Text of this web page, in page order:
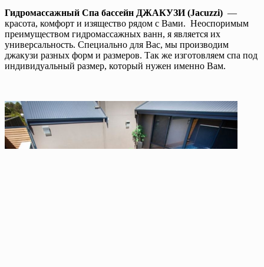
Гидромассажный Спа бассейн ДЖАКУЗИ (Jacuzzi) —
красота, комфорт и изящество рядом с Вами. Неоспоримым
преимуществом гидромассажных ванн, я является их
универсальность. Специально для Вас, мы производим
джакузи разных форм и размеров. Так же изготовляем спа под
индивидуальный размер, который нужен именно Вам.